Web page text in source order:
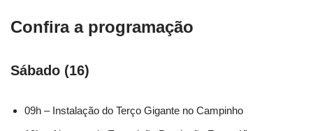
Confira a programação
Sábado (16)
09h – Instalação do Terço Gigante no Campinho